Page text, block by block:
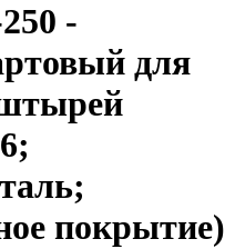
-
для
покрытие)